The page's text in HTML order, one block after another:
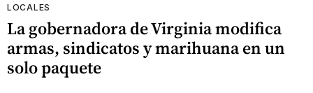
LOCALES
La gobernadora de Virginia modifica
armas, sindicatos y marihuana en un
solo paquete